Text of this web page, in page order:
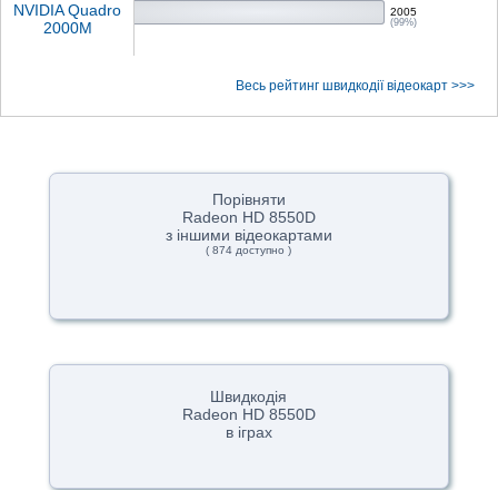
NVIDIA Quadro
2000M
2005
(99%)
Весь рейтинг швидкодії відеокарт >>>
Порівняти
Radeon HD 8550D
з іншими відеокартами
( 874 доступно )
Швидкодія
Radeon HD 8550D
в іграх